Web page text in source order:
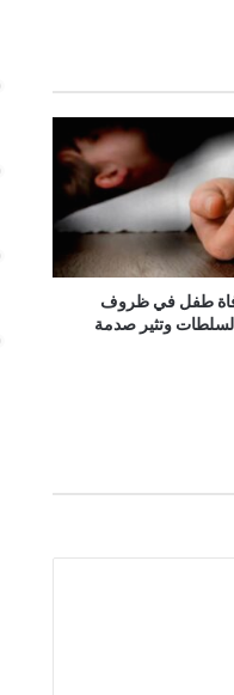
طفل في ظروف
وتثير صدمة